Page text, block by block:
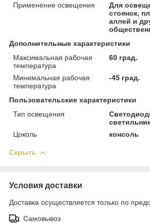
Применение освещения
Для
стоянок,
аллей и
Дополнительные характеристики
Максимальная рабочая
температура
60 град.
Минимальная рабочая
температура
-45 град.
Пользовательские характеристики
Тип освещения
Цоколь
консоль
Скрыть
Условия доставки
Доставка осуществляется только по
Самовывоз